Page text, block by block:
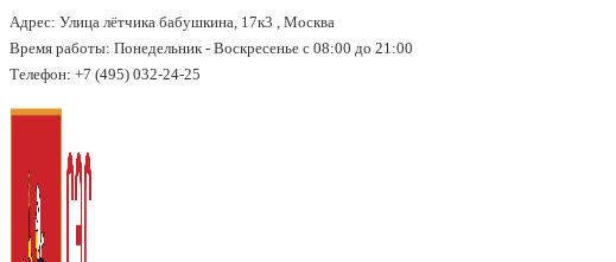
↓
Перейти
содержимому
Адрес: Улица лётчика бабушкина, 17к3 , Москва
Время работы: Понедельник - Воскресенье с 08:00 до 21:00
Телефон: +7 (495) 032-24-25